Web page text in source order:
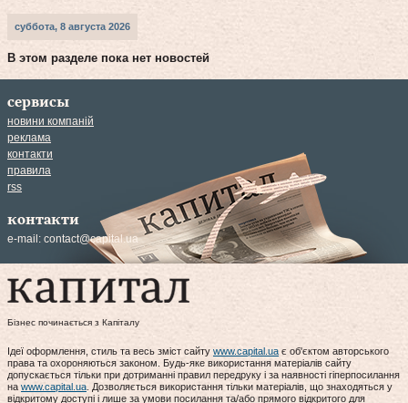
суббота, 8 августа 2026
В этом разделе пока нет новостей
сервисы
новини компаній
реклама
контакти
правила
rss
контакти
e-mail: contact@capital.ua
Бізнес починається з Капіталу
Ідеї оформлення, стиль та весь зміст сайту www.capital.ua є об'єктом авторського
права та охороняються законом. Будь-яке використання матеріалів сайту
допускається тільки при дотриманні правил передруку і за наявності гіперпосилання
на www.capital.ua . Дозволяється використання тільки матеріалів, що знаходяться у
відкритому доступі і лише за умови посилання та/або прямого відкритого для